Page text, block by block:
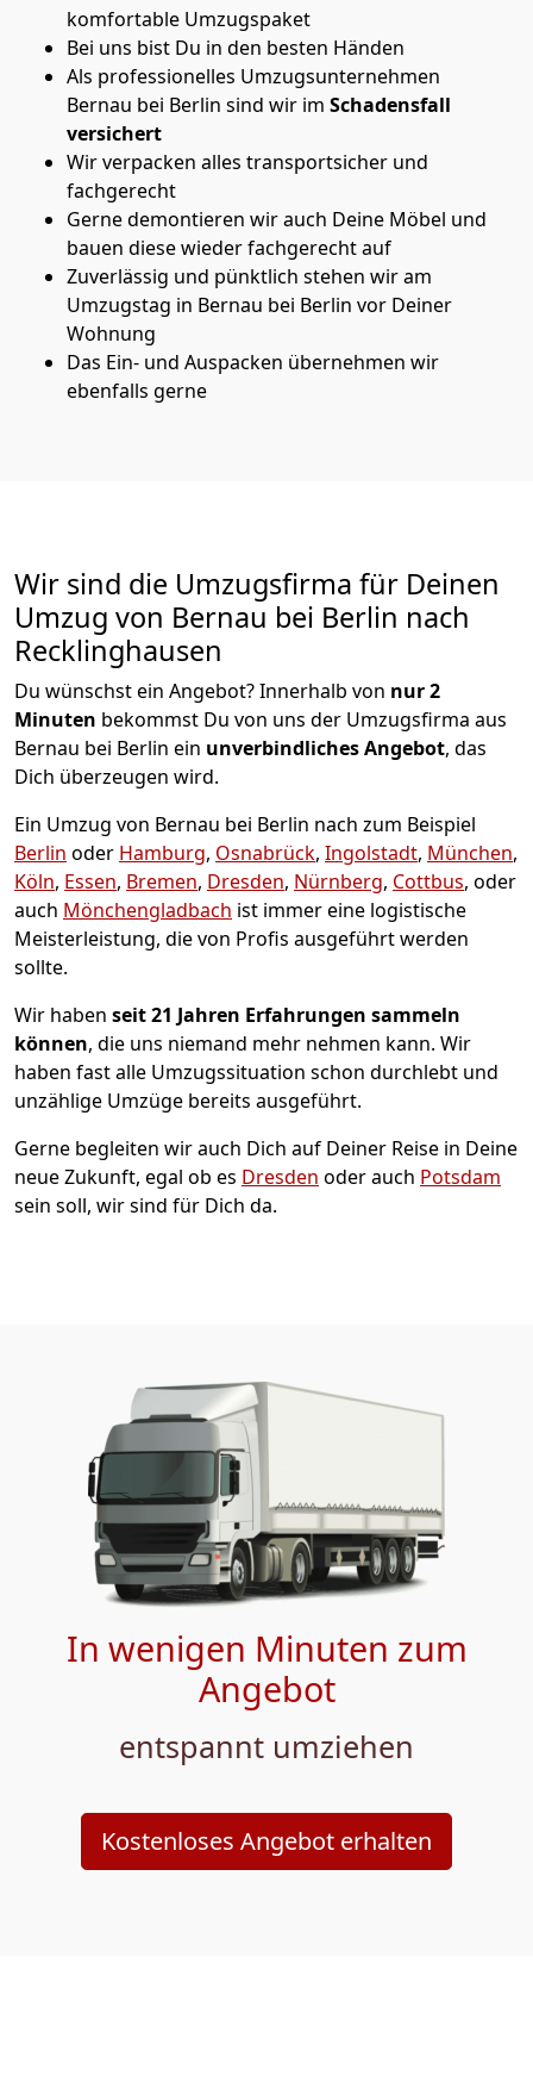
komfortable Umzugspaket
Bei uns bist Du in den besten Händen
Als professionelles Umzugsunternehmen
Bernau bei Berlin sind wir im Schadensfall
versichert
Wir verpacken alles transportsicher und
fachgerecht
Gerne demontieren wir auch Deine Möbel und
bauen diese wieder fachgerecht auf
Zuverlässig und pünktlich stehen wir am
Umzugstag in Bernau bei Berlin vor Deiner
Wohnung
Das Ein- und Auspacken übernehmen wir
ebenfalls gerne
Wir sind die Umzugsfirma für Deinen
Umzug von Bernau bei Berlin nach
Recklinghausen
Du wünschst ein Angebot? Innerhalb von nur 2
Minuten bekommst Du von uns der Umzugsfirma aus
Bernau bei Berlin ein unverbindliches Angebot, das
Dich überzeugen wird.
Ein Umzug von Bernau bei Berlin nach zum Beispiel
Berlin oder Hamburg, Osnabrück, Ingolstadt, München,
Köln, Essen, Bremen, Dresden, Nürnberg, Cottbus, oder
auch Mönchen­gladbach ist immer eine logistische
Meisterleistung, die von Profis ausgeführt werden
sollte.
Wir haben seit21 Jahren Erfahrungen sammeln
können, die uns niemand mehr nehmen kann. Wir
haben fast alle Umzugssituation schon durchlebt und
unzählige Umzüge bereits ausgeführt.
Gerne begleiten wir auch Dich auf Deiner Reise in Deine
neue Zukunft, egal ob es Dresden oder auch Potsdam
sein soll, wir sind für Dich da.
In wenigen Minuten zum
Angebot
entspannt umziehen
Kostenloses Angebot erhalten